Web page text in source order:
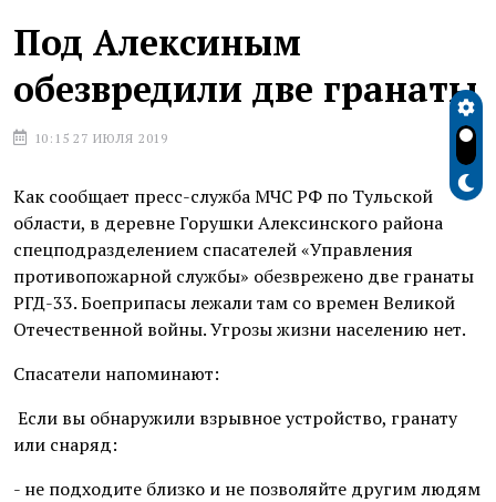
Под Алексиным
обезвредили две гранаты
10:15 27 ИЮЛЯ 2019
Как сообщает пресс-служба МЧС РФ по Тульской
области, в деревне Горушки Алексинского района
спецподразделением спасателей «Управления
противопожарной службы» обезврежено две гранаты
РГД-33. Боеприпасы лежали там со времен Великой
Отечественной войны. Угрозы жизни населению нет.
Спасатели напоминают:
Если вы обнаружили взрывное устройство, гранату
или снаряд:
- не подходите близко и не позволяйте другим людям